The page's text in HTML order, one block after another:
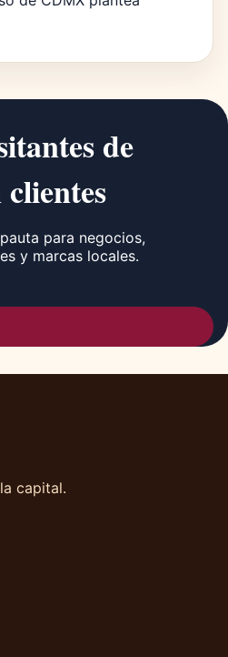
de
clientes
para negocios,
y marcas locales.
capital.